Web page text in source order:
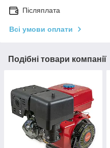
Післяплата
Всі умови оплати
Подібні товари компанії